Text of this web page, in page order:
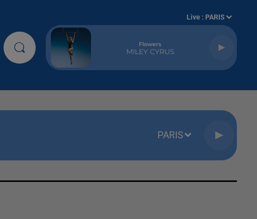
Live : PARIS
Flowers
MILEY CYRUS
PARIS